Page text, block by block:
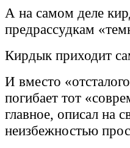
А на самом деле
предрассудкам
Кирдык приходит
И вместо
погибает тот
главное, описал на
неизбежностью